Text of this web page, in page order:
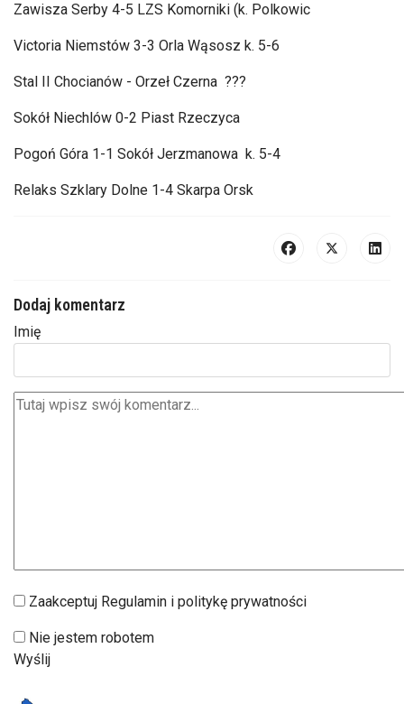
Zawisza Serby 4-5 LZS Komorniki (k. Polkowic
Victoria Niemstów 3-3 Orla Wąsosz k. 5-6
Stal II Chocianów - Orzeł Czerna ???
Sokół Niechlów 0-2 Piast Rzeczyca
Pogoń Góra 1-1 Sokół Jerzmanowa k. 5-4
Relaks Szklary Dolne 1-4 Skarpa Orsk
Dodaj komentarz
Imię
Zaakceptuj Regulamin i politykę prywatności
Nie jestem robotem
Wyślij